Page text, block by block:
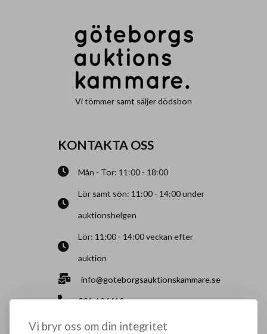
Vi bryr oss om din integritet
Vi tömmer samt säljer dödsbon
KONTAKTA OSS
Mån - Tor: 11:00 - 18:00
Lör samt sön: 11:00 - 14:00 under
auktionshelgen
Lör: 11:00 - 14:00 veckan efter
auktion
info@goteborgsauktionskammare.se
031-126610
Sisjö Kullegata 6, 436 32 Askim